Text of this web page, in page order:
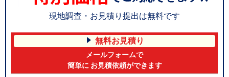
現地調査・お見積り提出は無料です
無料お見積り
メールフォームで
簡単に お見積依頼ができます